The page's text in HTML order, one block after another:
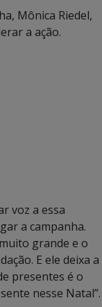
Mônica Riedel,
a ação.
voz a essa
a campanha.
grande e o
E ele deixa a
presentes é o
nesse Natal”.